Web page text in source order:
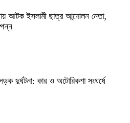
আটক ইসলামী ছাত্র আন্দোলন নেতা,
দুর্ঘটনা: কার ও অটোরিকশা সংঘর্ষে